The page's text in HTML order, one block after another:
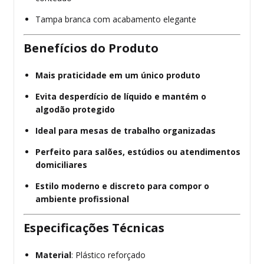
Tampa branca com acabamento elegante
Benefícios do Produto
Mais praticidade em um único produto
Evita desperdício de líquido e mantém o
algodão protegido
Ideal para mesas de trabalho organizadas
Perfeito para salões, estúdios ou atendimentos
domiciliares
Estilo moderno e discreto para compor o
ambiente profissional
Especificações Técnicas
Material: Plástico reforçado